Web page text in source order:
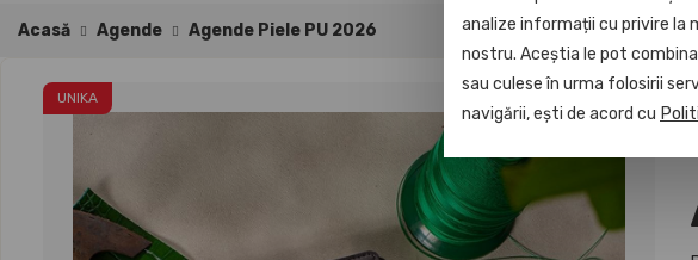
Acasă Agende Agende Piele PU 2026
UNIKA
analize informații cu privire la
nostru. Aceștia le pot
sau culese în urma folosirii
navigării, ești de acord cu